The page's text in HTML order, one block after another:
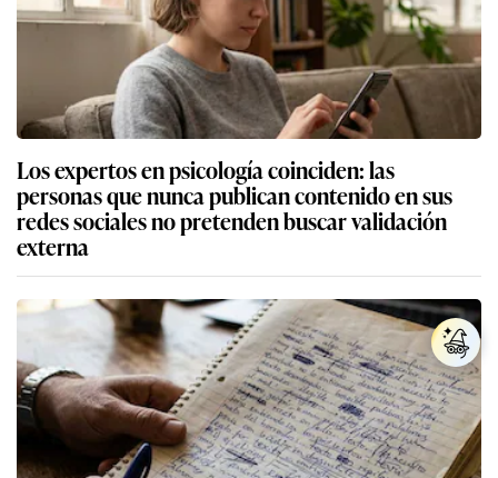
Los expertos en psicología coinciden: las
personas que nunca publican contenido en sus
redes sociales no pretenden buscar validación
externa